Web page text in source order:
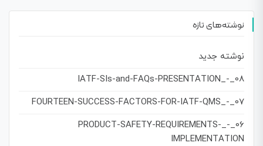
نوشته‌های تازه
نوشته جدید
08_-_IATF-SIs-and-FAQs-PRESENTATION
07_-_FOURTEEN-SUCCESS-FACTORS-FOR-IATF-QMS
06_-_PRODUCT-SAFETY-REQUIREMENTS-
IMPLEMENTATION